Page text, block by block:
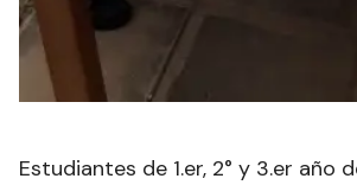
Estudiantes de 1.er, 2° y 3.er año